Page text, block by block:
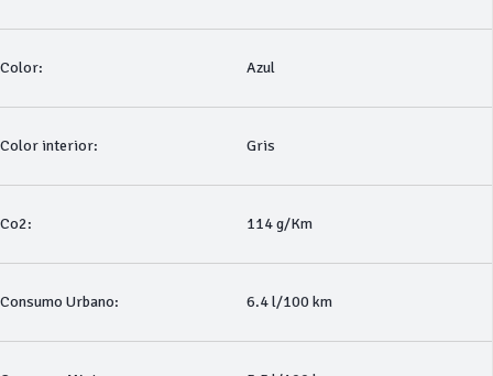
Color: Azul
Color interior: Gris
Co2: 114 g/Km
Consumo Urbano: 6.4 l/100 km